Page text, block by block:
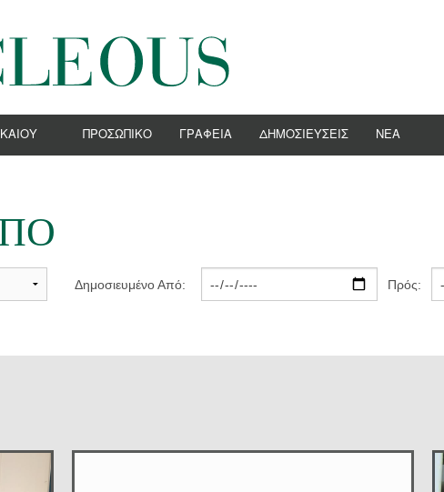
ΕΤΑΙΡΙΚΟ ΔΙΚΑΙΟ
ΕΜΠΟΡΙΟ
ΔΙΚΑΙΟ ΚΑΙ ΔΙΕΘΝΗΣ ΦΟΡΟΛΟΓΙΚΟΣ ΠΡΟΓΡΑΜΜΑΤΙΣΜΟΣ
ΠΡΟΣΩΠΙΚΌ ΓΡΑΦΕΊΑ ΔΗΜΟΣΙΕΎΣΕΙΣ ΝΕΑ
Δημοσιευμένο Από: Πρός: